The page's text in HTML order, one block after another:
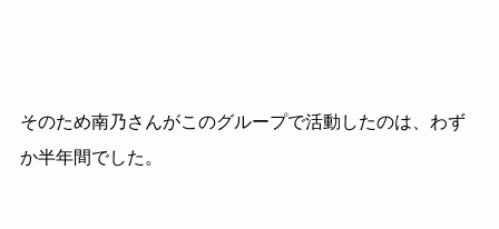
そのため南乃さんがこのグループで活動したのは、わず
か半年間でした。